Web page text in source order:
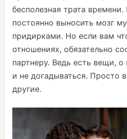
бесполезная трата времени.
постоянно выносить мозг
придирками. Но если вам
отношениях, обязательно
партнеру. Ведь есть вещи,
и не догадываться. Просто
другие.